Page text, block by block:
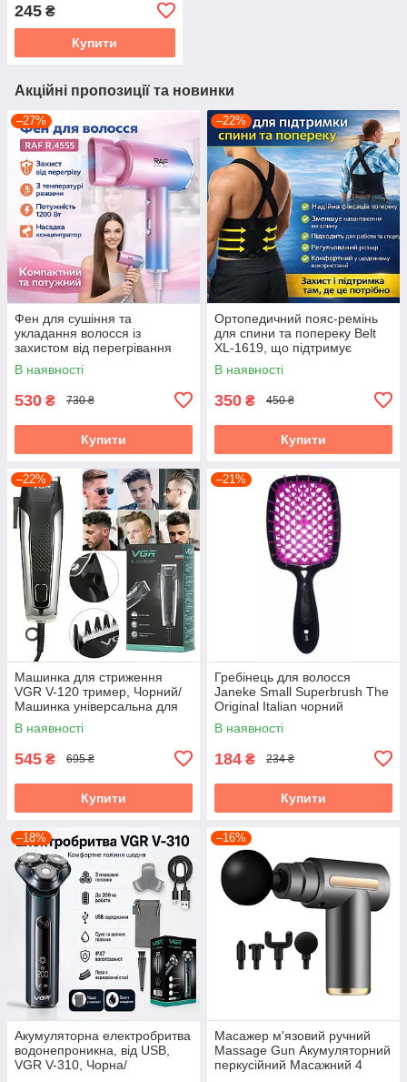
245 ₴
Купити
Акційні пропозиції та новинки
–27%
Фен для сушіння та
укладання волосся із
захистом від перегрівання
та концентратором RAF
R.4555 1200W
В наявності
530 ₴ 730 ₴
Купити
–22%
Ортопедичний пояс-ремінь
для спини та попереку Belt
XL-1619, що підтримує
еластичний корсет із
регулюванням,
В наявності
350 ₴ 450 ₴
Купити
–22%
Машинка для стриження
VGR V-120 тример, Чорний/
Машинка універсальна для
стриження волосся
В наявності
545 ₴ 695 ₴
Купити
–21%
Гребінець для волосся
Janeke Small Superbrush The
Original Italian чорний
В наявності
184 ₴ 234 ₴
Купити
–18%
Акумуляторна електробритва
водонепроникна, від USB,
VGR V-310, Чорна/
–16%
Масажер м'язовий ручний
Massage Gun Акумуляторний
перкусійний Масажний 4